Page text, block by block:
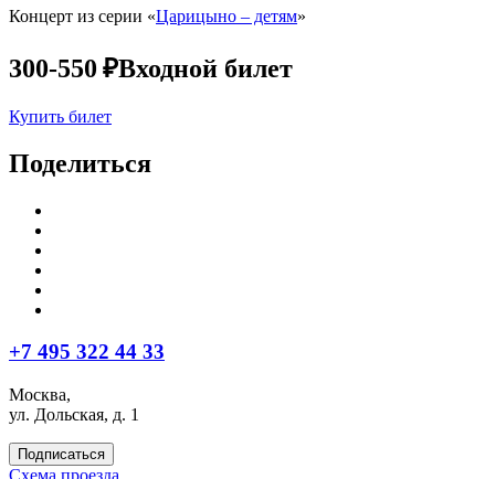
Концерт из серии «Царицыно – детям»
300-550 ₽Входной билет
Купить билет
Поделиться
+7 495 322 44 33
Москва,
ул. Дольская, д. 1
Подписаться
Схема проезда